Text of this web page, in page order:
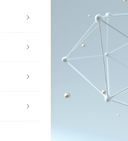
ꁇ
ꁇ
ꁇ
ꁇ